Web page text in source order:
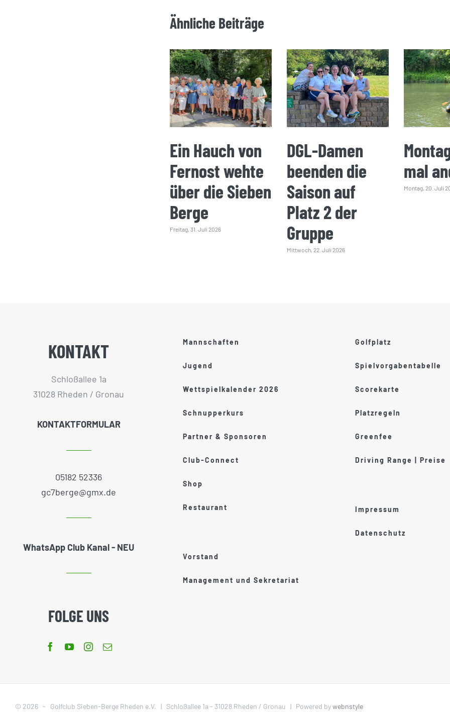
Ähnliche Beiträge
Ein Hauch von
Fernost wehte
über die Sieben
Berge
Freitag, 31. Juli 2026
DGL-Damen
beenden die
Saison auf
Platz 2 der
Gruppe
Mittwoch, 22. Juli 2026
mal
Montag, 20. Juli
KONTAKT
Schloßallee 1a
31028 Rheden / Gronau
KONTAKTFORMULAR
05182 52336
gc7berge@gmx.de
WhatsApp Club Kanal - NEU
FOLGE UNS
Mannschaften
Jugend
Wettspielkalender 2026
Schnupperkurs
Partner & Sponsoren
Club-Connect
Shop
Restaurant
Vorstand
Management und Sekretariat
Golfplatz
Spielvorgabentabelle
Scorekarte
Platzregeln
Greenfee
Driving Range | Preise
Impressum
Datenschutz
© 2026 - Golfclub Sieben-Berge Rheden e.V. | Schloßallee 1a - 31028 Rheden / Gronau | Powered bywebnstyle